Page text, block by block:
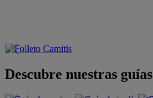
Descubre nuestras guías